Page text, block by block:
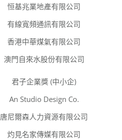
恒基兆業地產有限公司
有線寬頻通訊有限公司
香港中華煤氣有限公司
澳門自來水股份有限公司
君子企業獎 (中小企)
An Studio Design Co.
唐尼爾森人力資源有限公司
灼見名家傳媒有限公司